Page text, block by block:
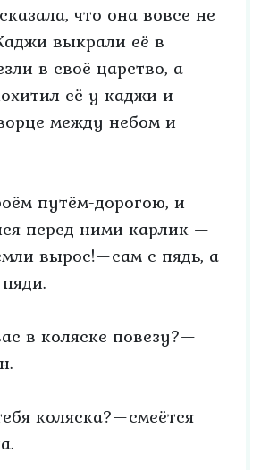
что она вовсе не
выкрали её в
в своё царство, а
её у каджи и
между небом и
путём-дорогою, и
перед ними карлик —
вырос!—сам с пядь, а
в коляске повезу?—
коляска?—смеётся